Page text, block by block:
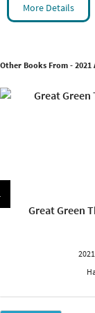
More Details
Other Books From - 2021
Great Green